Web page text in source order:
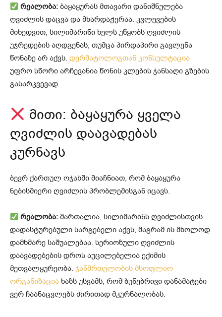
რეალობა: ბაყაყურას მთავარი დანიშნულება
ღვიძლის დაცვა და მხარდაჭერაა. კვლევების
მიხედვით, სილიმარინი ხელს უწყობს ღვიძლის
უჯრედების აღდგენას, თუმცა პირდაპირი გავლენა
წონაზე არ აქვს. დერმატოლოგთან კონსულტაცია
უფრო სწორი არჩევანია წონის კლების ჯანსაღი გზების
გასარკვევად.
მითი: ბაყაყურა ყველა
ღვიძლის დაავადებას
კურნავს
ბევრ ქართულ ოჯახში მიაჩნიათ, რომ ბაყაყურა
ნებისმიერი ღვიძლის პრობლემისგან იცავს.
რეალობა: მართალია, სილიმარინს ღვიძლისთვის
დადასტურებული სარგებელი აქვს, მაგრამ ის მხოლოდ
დამხმარე საშუალებაა. სერიოზული ღვიძლის
დაავადებების დროს აუცილებელია ექიმის
მეთვალყურეობა. ჯანმრთელობის მსოფლიო
ორგანიზაცია ხაზს უსვამს, რომ ბუნებრივი დანამატები
ვერ ჩაანაცვლებს ძირითად მკურნალობას.